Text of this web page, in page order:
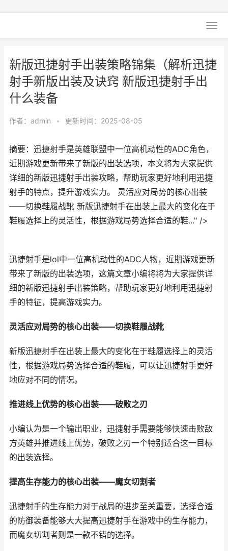
新版迅捷射手出装策略锦集（解析迅捷
射手新版出装及诀窍 新版迅捷射手出
什么装备
作者： admin • 更新时间：2025-08-05
摘要：迅捷射手是英雄联盟中一位高机动性的ADC角色，
近期游戏更新带来了新版的出装选项，本文将为大家提供
详细的新版迅捷射手出装攻略，帮助玩家更好地利用迅捷
射手的特点，提升游戏实力。 灵活应对局势的核心出装
——切换鞋履战靴 新版迅捷射手在出装上最大的变化在于
鞋履选择上的灵活性，根据游戏局势选择合适的鞋..." />
迅捷射手是lol中一位高机动性的ADC人物，近期游戏更新
带来了新版的出装选项，这篇文章小编将将为大家提供详
细的新版迅捷射手出装策略，帮助玩家更好地利用迅捷射
手的特征，提高游戏实力。
灵活应对局势的核心出装——切换鞋履战靴
新版迅捷射手在出装上最大的变化在于鞋履选择上的灵活
性，根据游戏局势选择合适的鞋履，可以让迅捷射手更好
地应对不同的情况。
推进线上优势的核心出装——破败之刃
小编认为是一个输出职业，迅捷射手需要能够快速击败敌
方英雄并推进线上优势，破败之刃一个特别适合这一目标
的出装选择。
提高生存能力的核心出装——魔女切割者
迅捷射手的生存能力对于战局的进步至关重要，选择合适
的防御装备能够大大提高迅捷射手在游戏中的生存能力，
而魔女切割者则是一款不错的选择。